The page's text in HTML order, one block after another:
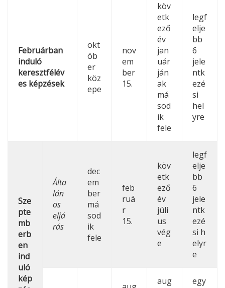
Februárban
induló
keresztfélév
es képzések
okt
ób
er
köz
epe
nov
em
ber
15.
köv
etk
ező
év
jan
uár
ján
ak
má
sod
ik
fele
legf
elje
bb
6
jele
ntk
ezé
si
hel
yre
Sze
pte
mb
erb
en
ind
uló
kép
Álta
lán
os
eljá
rás
dec
em
ber
má
sod
ik
fele
feb
ruá
r
15.
köv
etk
ező
év
júli
us
vég
e
legf
elje
bb
6
jele
ntk
ezé
si h
elyr
e
aug
egy